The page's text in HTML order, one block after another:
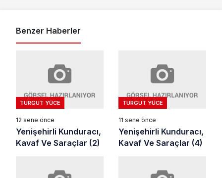
Benzer Haberler
TURGUT YÜCE
12 sene önce
Yenişehirli Kunduracı,
Kavaf Ve Saraçlar (2)
TURGUT YÜCE
11 sene önce
Yenişehirli Kunduracı,
Kavaf Ve Saraçlar (4)